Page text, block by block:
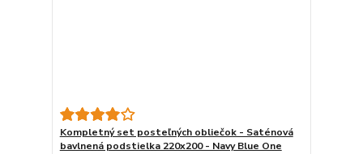
Kompletný set posteľných obliečok - Saténová
bavlnená podstielka 220x200 - Navy Blue One